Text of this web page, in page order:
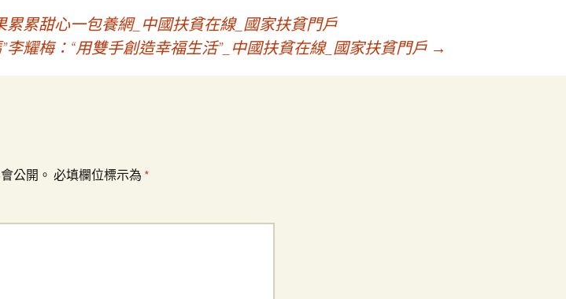
累甜心一包養網_中國扶貧在線_國家扶貧門戶
”李耀梅：“用雙手創造幸福生活”_中國扶貧在線_國家扶貧門戶 →
公開。 必填欄位標示為 *